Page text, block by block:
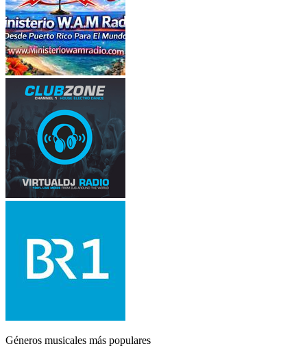
Géneros musicales más populares